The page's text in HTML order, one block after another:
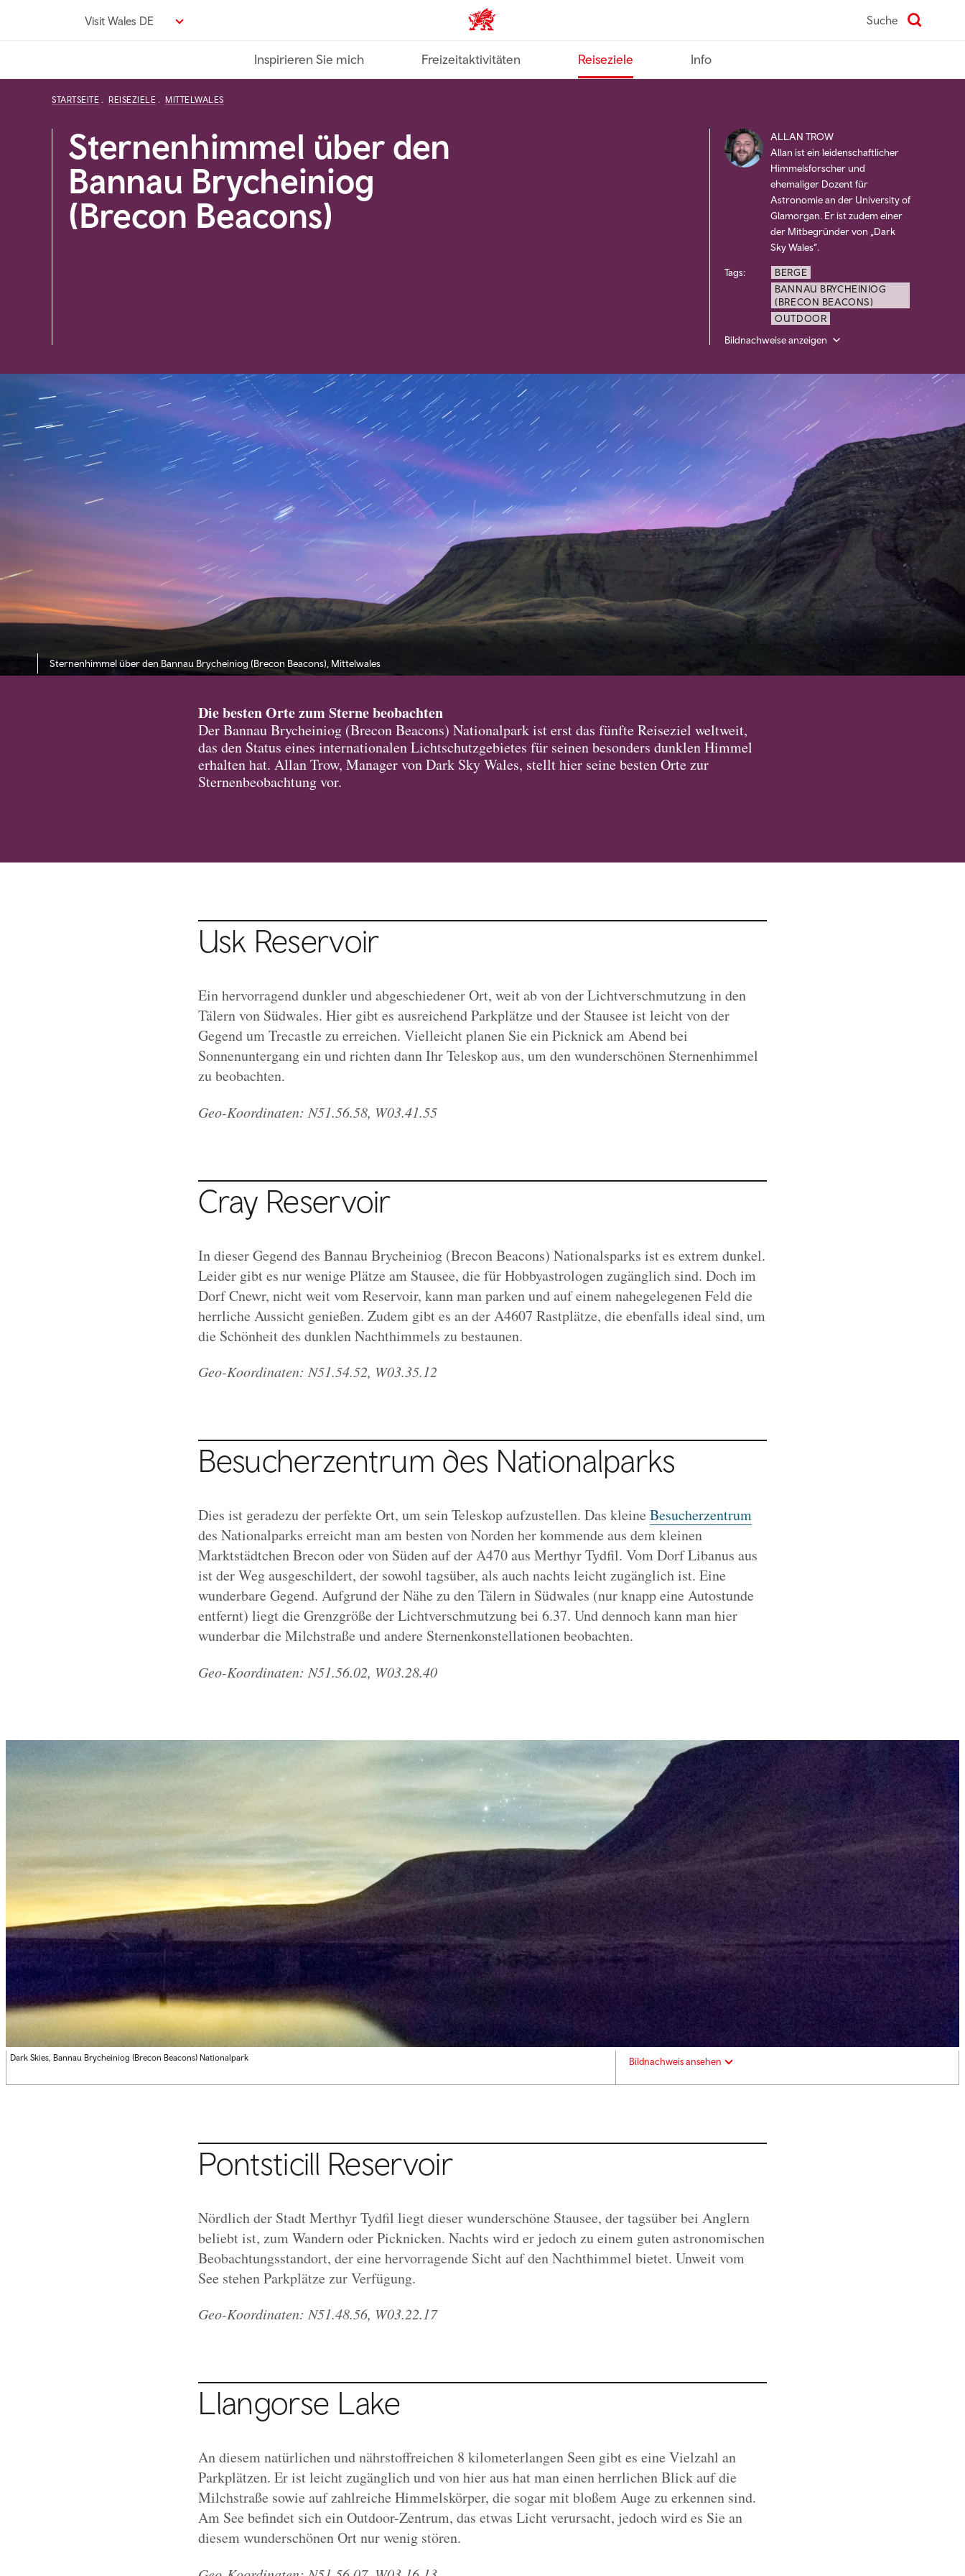
Visit Wales DE VisitWales home Suche
Inspirieren Sie mich Freizeitaktivitäten Reiseziele Info
STARTSEITE REISEZIELE MITTELWALES
Sternenhimmel über den
Bannau Brycheiniog
(Brecon Beacons)
ALLAN TROW
Allan ist ein leidenschaftlicher
Himmelsforscher und
ehemaliger Dozent für
Astronomie an der University of
Glamorgan. Er ist zudem einer
der Mitbegründer von „Dark
Sky Wales“.
Tags:
BERGE
BANNAU BRYCHEINIOG
(BRECON BEACONS)
OUTDOOR
Bildnachweise anzeigen
Sternenhimmel über den Bannau Brycheiniog (Brecon Beacons), Mittelwales
Die besten Orte zum Sterne beobachten
Der Bannau Brycheiniog (Brecon Beacons) Nationalpark ist erst das fünfte Reiseziel weltweit,
das den Status eines internationalen Lichtschutzgebietes für seinen besonders dunklen Himmel
erhalten hat. Allan Trow, Manager von Dark Sky Wales, stellt hier seine besten Orte zur
Sternenbeobachtung vor.
Usk Reservoir
Ein hervorragend dunkler und abgeschiedener Ort, weit ab von der Lichtverschmutzung in den
Tälern von Südwales. Hier gibt es ausreichend Parkplätze und der Stausee ist leicht von der
Gegend um Trecastle zu erreichen. Vielleicht planen Sie ein Picknick am Abend bei
Sonnenuntergang ein und richten dann Ihr Teleskop aus, um den wunderschönen Sternenhimmel
zu beobachten.
Geo-Koordinaten: N51.56.58, W03.41.55
Cray Reservoir
In dieser Gegend des Bannau Brycheiniog (Brecon Beacons) Nationalsparks ist es extrem dunkel.
Leider gibt es nur wenige Plätze am Stausee, die für Hobbyastrologen zugänglich sind. Doch im
Dorf Cnewr, nicht weit vom Reservoir, kann man parken und auf einem nahegelegenen Feld die
herrliche Aussicht genießen. Zudem gibt es an der A4607 Rastplätze, die ebenfalls ideal sind, um
die Schönheit des dunklen Nachthimmels zu bestaunen.
Geo-Koordinaten: N51.54.52, W03.35.12
Besucherzentrum des Nationalparks
Dies ist geradezu der perfekte Ort, um sein Teleskop aufzustellen. Das kleine Besucherzentrum
des Nationalparks erreicht man am besten von Norden her kommende aus dem kleinen
Marktstädtchen Brecon oder von Süden auf der A470 aus Merthyr Tydfil. Vom Dorf Libanus aus
ist der Weg ausgeschildert, der sowohl tagsüber, als auch nachts leicht zugänglich ist. Eine
wunderbare Gegend. Aufgrund der Nähe zu den Tälern in Südwales (nur knapp eine Autostunde
entfernt) liegt die Grenzgröße der Lichtverschmutzung bei 6.37. Und dennoch kann man hier
wunderbar die Milchstraße und andere Sternenkonstellationen beobachten.
Geo-Koordinaten: N51.56.02, W03.28.40
Dark Skies, Bannau Brycheiniog (Brecon Beacons) Nationalpark Bildnachweis ansehen
Pontsticill Reservoir
Nördlich der Stadt Merthyr Tydfil liegt dieser wunderschöne Stausee, der tagsüber bei Anglern
beliebt ist, zum Wandern oder Picknicken. Nachts wird er jedoch zu einem guten astronomischen
Beobachtungsstandort, der eine hervorragende Sicht auf den Nachthimmel bietet. Unweit vom
See stehen Parkplätze zur Verfügung.
Geo-Koordinaten: N51.48.56, W03.22.17
Llangorse Lake
An diesem natürlichen und nährstoffreichen 8 kilometerlangen Seen gibt es eine Vielzahl an
Parkplätzen. Er ist leicht zugänglich und von hier aus hat man einen herrlichen Blick auf die
Milchstraße sowie auf zahlreiche Himmelskörper, die sogar mit bloßem Auge zu erkennen sind.
Am See befindet sich ein Outdoor-Zentrum, das etwas Licht verursacht, jedoch wird es Sie an
diesem wunderschönen Ort nur wenig stören.